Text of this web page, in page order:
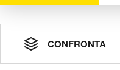
CONFRONTA